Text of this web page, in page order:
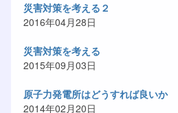
災害対策を考える２
2016年04月28日
災害対策を考える
2015年09月03日
原子力発電所はどうすれば良いか
2014年02月20日